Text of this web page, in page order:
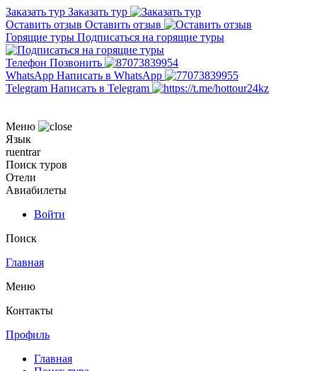
Заказать тур Заказать тур
Оставить отзыв Оставить отзыв
Горящие туры Подписаться на горящие туры
Телефон Позвонить
WhatsApp Написать в WhatsApp
Telegram Написать в Telegram
Меню
Язык
ruentrar
Поиск туров
Отели
Авиабилеты
Войти
Поиск
Главная
Меню
Контакты
Профиль
Главная